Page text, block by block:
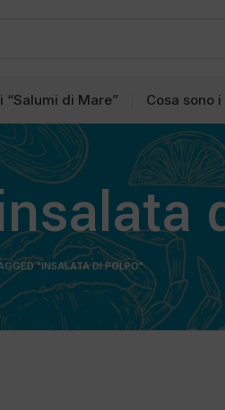
“Salumi di Mare” Cosa sono
"INSALATA DI POLPO"